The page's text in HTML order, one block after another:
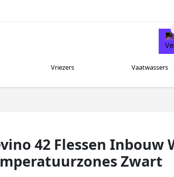
Vriezers Vaatwassers
42 Flessen
Zwart